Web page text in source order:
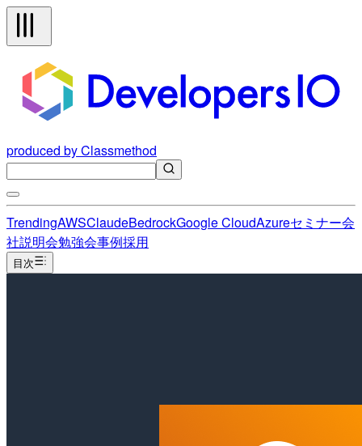
produced by Classmethod
TrendingAWSClaudeBedrockGoogle CloudAzureセミナー会
社説明会勉強会事例採用
目次